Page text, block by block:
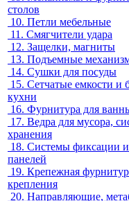
столов
10. Петли мебельные
11. Смягчители удара
12. Защелки, магниты
13. Подъемные
14. Сушки для посуды
15. Сетчатые емкости и
кухни
16. Фурнитура для
17. Ведра для мусора,
хранения
18. Системы фиксации и
панелей
19. Крепежная
крепления
20. Направляющие,